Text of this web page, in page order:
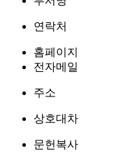
연락처
홈페이지
전자메일
주소
상호대차
문헌복사